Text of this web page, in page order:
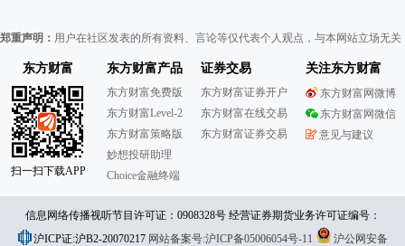
郑重声明： 用户在社区发表的所有资料、言论等仅代表个人观点，与本网站立场无
东方财富
扫一扫下载APP
东方财富产品
东方财富免费版
东方财富Level-2
东方财富策略版
妙想投研助理
Choice金融终端
证券交易
东方财富证券开户
东方财富在线交易
东方财富证券交易
关注东方财富
东方财富网微博
东方财富网微信
意见与建议
信息网络传播视听节目许可证：0908328号 经营证券期货业务许可证编号：
913101046312860336 违法和不良信息举报:021-61278686 举报邮箱：
沪ICP证:沪B2-20070217 网站备案号:沪ICP备05006054号-11
沪公网安备